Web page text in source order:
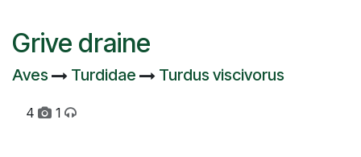
Grive draine
Aves Turdidae Turdus viscivorus
4 1